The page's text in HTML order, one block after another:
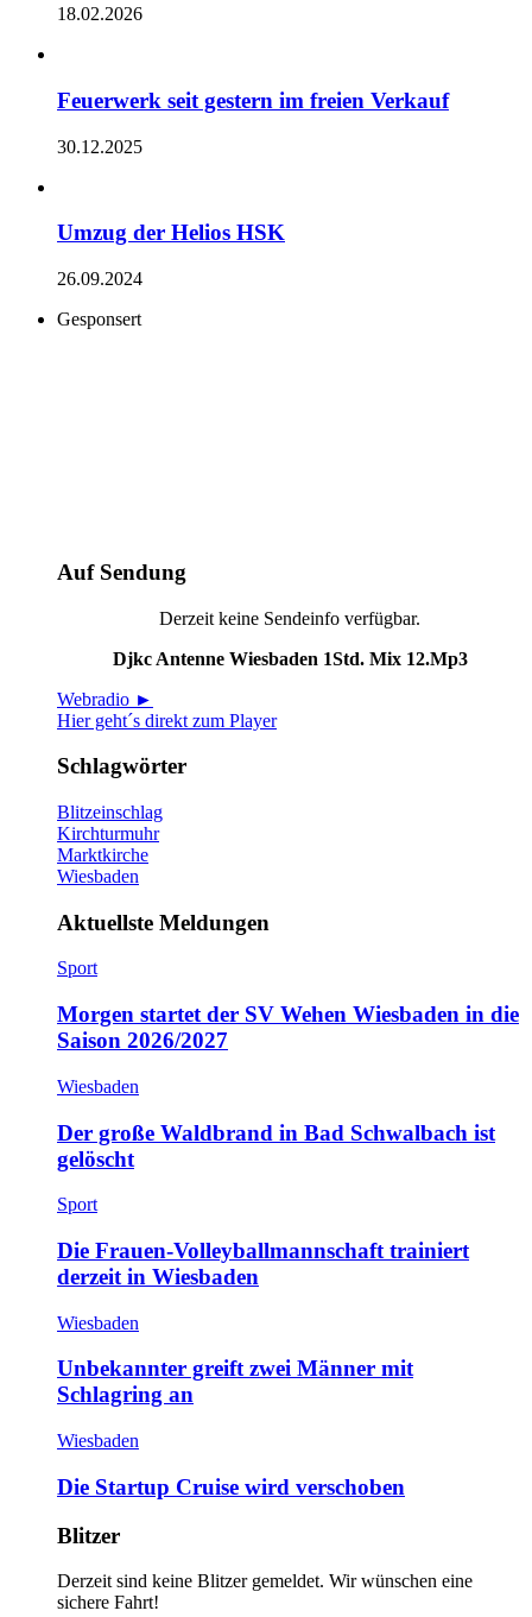
18.02.2026
Feuerwerk seit gestern im freien Verkauf
30.12.2025
Umzug der Helios HSK
26.09.2024
Gesponsert
Auf Sendung
Derzeit keine Sendeinfo verfügbar.
Djkc Antenne Wiesbaden 1Std. Mix 12.Mp3
Webradio ►
Hier geht´s direkt zum Player
Schlagwörter
Blitzeinschlag
Kirchturmuhr
Marktkirche
Wiesbaden
Aktuellste Meldungen
Sport
Morgen startet der SV Wehen Wiesbaden in die
Saison 2026/2027
Wiesbaden
Der große Waldbrand in Bad Schwalbach ist
gelöscht
Sport
Die Frauen-Volleyballmannschaft trainiert
derzeit in Wiesbaden
Wiesbaden
Unbekannter greift zwei Männer mit
Schlagring an
Wiesbaden
Die Startup Cruise wird verschoben
Blitzer
Derzeit sind keine Blitzer gemeldet. Wir wünschen eine
sichere Fahrt!